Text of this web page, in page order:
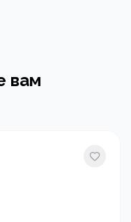
вам